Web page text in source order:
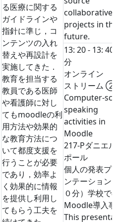
る医療に関する
ガイドラインや
指針に準じ，コ
ンテンツの入れ
替えや再設計を
実施してきた．
教育を担当する
教員である医師
や看護師に対し
てもmoodleの利
用方法や効果的
な教育方法につ
いて都度支援を
行うことが必要
であり，効率よ
く効果的に情報
を提供し利用し
てもらう工夫を
collaborative
projects in
future.
13: 20 - 13: 40
分
オンライン
ストリーム ②
Computer-
speaking
activities in
Moodle
217-Pダニエ
ポール
個人の発表プ
ンテーション
０分） 学校で
Moodle導入
This